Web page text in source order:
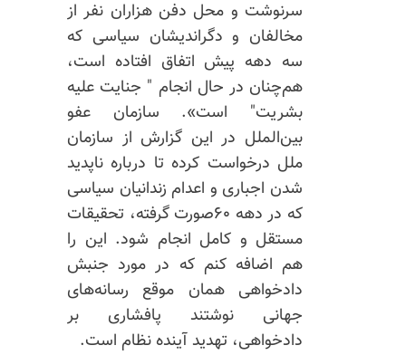
سرنوشت و محل دفن هزاران نفر از
مخالفان و دگراندیشان سیاسی که
سه دهه پیش اتفاق افتاده است،
هم‌چنان در حال انجام " جنایت علیه
بشریت" است». سازمان عفو
بین‌الملل در این گزارش از سازمان
ملل درخواست کرده تا درباره ناپدید
شدن اجباری و اعدام‌ زندانیان سیاسی
که در دهه ۶۰صورت گرفته، تحقیقات
مستقل و کامل انجام شود. این را
هم اضافه کنم که در مورد جنبش
دادخواهی همان موقع رسانه‌های
جهانی نوشتند پافشاری بر
دادخواهی، تهدید آینده نظام است.